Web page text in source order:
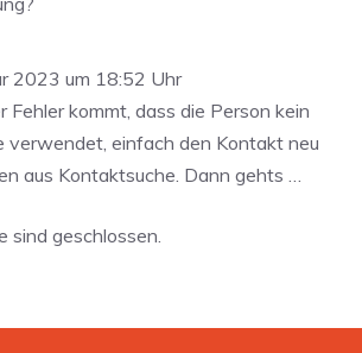
2023 um 18:52 Uhr
Fehler kommt, dass die Person kein
verwendet, einfach den Kontakt neu
aus Kontaktsuche. Dann gehts …
sind geschlossen.